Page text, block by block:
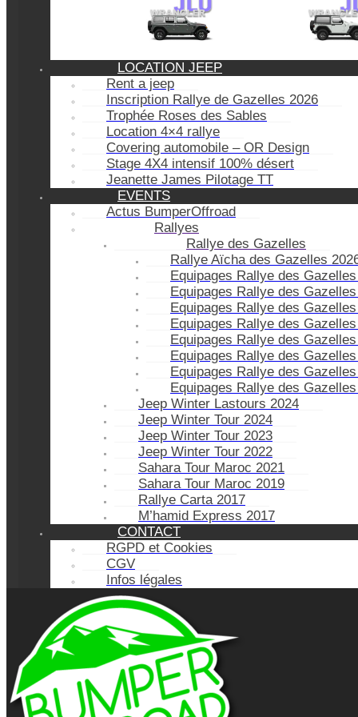
LOCATION JEEP
Rent a jeep
Inscription Rallye de Gazelles 2026
Trophée Roses des Sables
Location 4×4 rallye
Covering automobile – OR Design
Stage 4X4 intensif 100% désert
Jeanette James Pilotage TT
EVENTS
Actus BumperOffroad
Rallyes
Rallye des Gazelles
Rallye Aïcha des Gazelles
Equipages Rallye des
Equipages Rallye des
Equipages Rallye des
Equipages Rallye des
Equipages Rallye des
Equipages Rallye des
Equipages Rallye des
Equipages Rallye des
Jeep Winter Lastours 2024
Jeep Winter Tour 2024
Jeep Winter Tour 2023
Jeep Winter Tour 2022
Sahara Tour Maroc 2021
Sahara Tour Maroc 2019
Rallye Carta 2017
M’hamid Express 2017
CONTACT
RGPD et Cookies
CGV
Infos légales